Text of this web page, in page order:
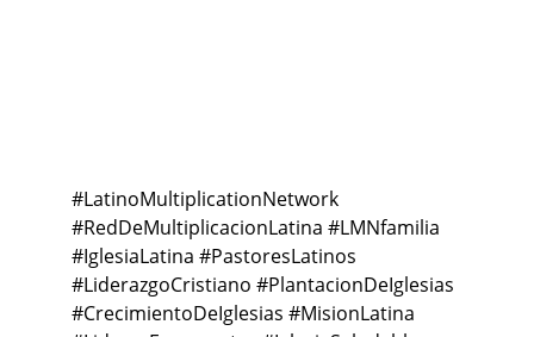
#LatinoMultiplicationNetwork
#RedDeMultiplicacionLatina #LMNfamilia
#IglesiaLatina #PastoresLatinos
#LiderazgoCristiano #PlantacionDeIglesias
#CrecimientoDeIglesias #MisionLatina